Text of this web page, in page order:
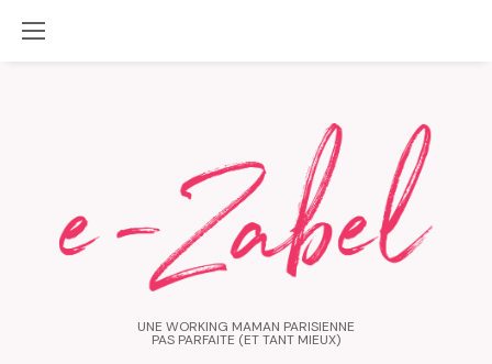
UNE WORKING MAMAN PARISIENNE
PAS PARFAITE (ET TANT MIEUX)